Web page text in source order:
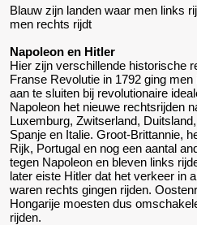
Blauw zijn landen waar men links
men rechts rijdt
Napoleon en Hitler
Hier zijn verschillende historische
Franse Revolutie in 1792 ging
aan te sluiten bij revolutionaire
Napoleon het nieuwe rechtsrijden
Luxemburg, Zwitserland,
Spanje en Italie. Groot-Brittannie,
Rijk, Portugal en nog een aantal
tegen Napoleon en bleven links
later eiste Hitler dat het verkeer in
waren rechts gingen rijden.
Hongarije moesten dus
rijden.